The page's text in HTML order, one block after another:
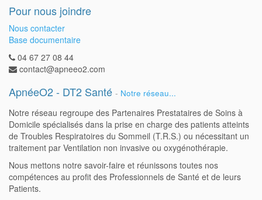
Pour nous joindre
Nous contacter
Base documentaire
04 67 27 08 44
contact@apneeo2.com
ApnéeO2 - DT2 Santé - Notre réseau...
Notre réseau regroupe des Partenaires Prestataires de Soins à
Domicile spécialisés dans la prise en charge des patients atteints
de Troubles Respiratoires du Sommeil (T.R.S.) ou nécessitant un
traitement par Ventilation non invasive ou oxygénothérapie.
Nous mettons notre savoir-faire et réunissons toutes nos
compétences au profit des Professionnels de Santé et de leurs
Patients.